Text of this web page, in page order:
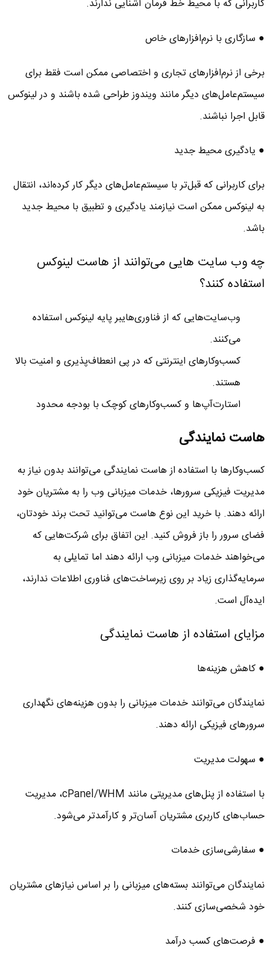
کاربرانی که با محیط خط فرمان آشنایی ندارند.
● سازگاری با نرم‌افزارهای خاص
برخی از نرم‌افزارهای تجاری و اختصاصی ممکن است فقط برای
سیستم‌عامل‌های دیگر مانند ویندوز طراحی شده باشند و در لینوکس
قابل اجرا نباشند.
● یادگیری محیط جدید
برای کاربرانی که قبل‌تر با سیستم‌عامل‌های دیگر کار کرده‌اند، انتقال
به لینوکس ممکن است نیازمند یادگیری و تطبیق با محیط جدید
باشد.
چه وب سایت هایی می‌توانند از هاست لینوکس
استفاده کنند؟
وب‌سایت‌هایی که از فناوری‌هایبر پایه لینوکس استفاده
می‌کنند.
کسب‌وکارهای اینترنتی که در پی انعطاف‌پذیری و امنیت بالا
هستند.
استارت‌آپ‌ها و کسب‌وکارهای کوچک با بودجه محدود
هاست نمایندگی
کسب‌وکارها با استفاده از هاست نمایندگی می‌توانند بدون نیاز به
مدیریت فیزیکی سرورها، خدمات میزبانی وب را به مشتریان خود
ارائه دهند. با خرید این نوع هاست می‌توانید تحت برند خودتان،
فضای سرور را باز فروش کنید. این اتفاق برای شرکت‌هایی که
می‌خواهند خدمات میزبانی وب ارائه دهند اما تمایلی به
سرمایه‌گذاری زیاد بر روی زیرساخت‌های فناوری اطلاعات ندارند،
ایده‌آل است.
مزایای استفاده از هاست نمایندگی
● کاهش هزینه‌ها
نمایندگان می‌توانند خدمات میزبانی را بدون هزینه‌های نگهداری
سرورهای فیزیکی ارائه دهند.
● سهولت مدیریت
با استفاده از پنل‌های مدیریتی مانند cPanel/WHM، مدیریت
حساب‌های کاربری مشتریان آسان‌تر و کارآمدتر می‌شود.
● سفارشی‌سازی خدمات
نمایندگان می‌توانند بسته‌های میزبانی را بر اساس نیازهای مشتریان
خود شخصی‌سازی کنند.
● فرصت‌های کسب درآمد